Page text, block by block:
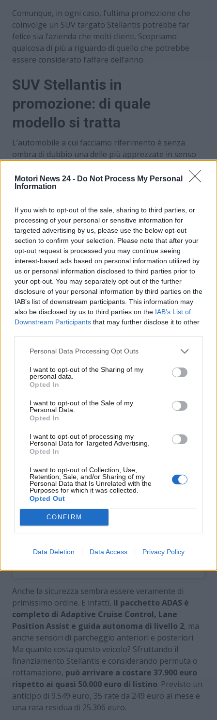
Motori News 24 - Do Not Process My Personal
Information
If you wish to opt-out of the sale, sharing to third parties, or
processing of your personal or sensitive information for
targeted advertising by us, please use the below opt-out
section to confirm your selection. Please note that after your
opt-out request is processed you may continue seeing
interest-based ads based on personal information utilized by
us or personal information disclosed to third parties prior to
your opt-out. You may separately opt-out of the further
disclosure of your personal information by third parties on the
IAB’s list of downstream participants. This information may
also be disclosed by us to third parties on the IAB’s List of
Downstream Participants that may further disclose it to other
Personal Data Processing Opt Outs
I want to opt-out of the Sharing of my
personal data.
Opted In
I want to opt-out of the Sale of my
Personal Data.
Opted In
I want to opt-out of processing my
Personal Data for Targeted Advertising.
Opted In
I want to opt-out of Collection, Use,
Retention, Sale, and/or Sharing of my
Personal Data that Is Unrelated with the
Purposes for which it was collected.
Opted Out
CONFIRM
Data Deletion Data Access Privacy Policy
Comunque, in ogni caso, l’ultima promozione che
coinvolge un SUV targato Stellantis potrebbe far
felice sia l’azienda che molti clienti. Scopriamo
qualcosa di più a riguardo di quello che potrebbe
essere considerato l’affare dell’anno.
SUV Stellantis in
promozione: di quale
modello si tratta
L’automobile a cui facciamo riferimento è senza
ombra di dubbio una delle più apprezzate in senso
nell’allestimento di lancio chiamato First Edition, la
nuova vettura statunitense è in vendita anche nella
sia con motore 1.2 turbo benzina mild hybrid che
100% elettrica, ed è davvero una vettura completa.
seriesono disponibili aggiunte come icerchi da 18
pollici, fari a LED, specchietti ripiegabili
elettricamente, climatizzatore bizona,
sospensioni posteriori multilink e molto altro.
Visualizza questo post su Instagram
Anche la sicurezza sembra essere veramente di
primissimo ordine. E infatti, il pacchetto ADAS è
completo di Adaptive Cruise Control, Lane
Position Assist e guida autonoma di livello 2, ma
anche sensori di parcheggio anteriori e posteriori.
Ma quanto costa questo veicolo? Sfruttando il
finanziamento Stellantis e considerando permuta o
rottamazione, può arrivare a costare 37.900 euro
rispetto ai quasi 50.000 euro di listino. Previsto un
anticipo di 9.549 euro, 35 rate da 249 euro al mese e
una rata residua di 25.306 euro.